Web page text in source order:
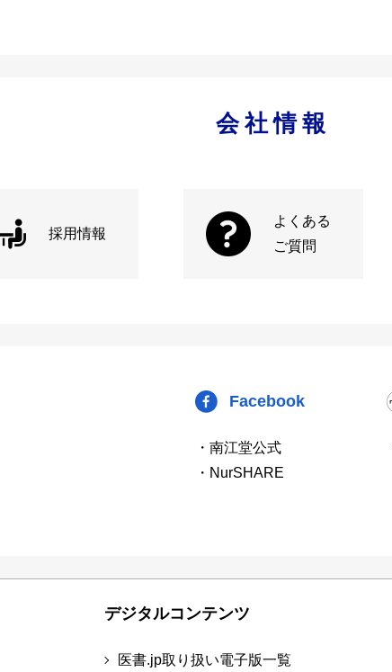
会社情報
採用情報
よくある
ご質問
Facebook
・南江堂公式
・NurSHARE
デジタルコンテンツ
医書.jp取り扱い電子版一覧